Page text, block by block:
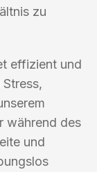
zu
effizient und
während des
und